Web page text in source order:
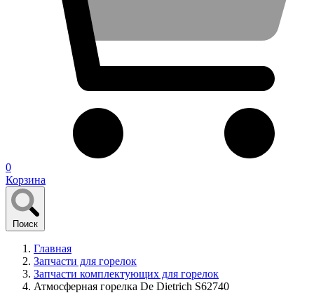
0
Корзина
Поиск
Главная
Запчасти для горелок
Запчасти комплектующих для горелок
Атмосферная горелка De Dietrich S62740